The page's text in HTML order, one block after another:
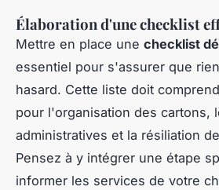
Élaboration d'une checklist
Mettre en place une checklist
essentiel pour s'assurer que
hasard. Cette liste doit
pour l'organisation des cartons,
administratives et la résiliation
Pensez à y intégrer une étape
informer les services de votre